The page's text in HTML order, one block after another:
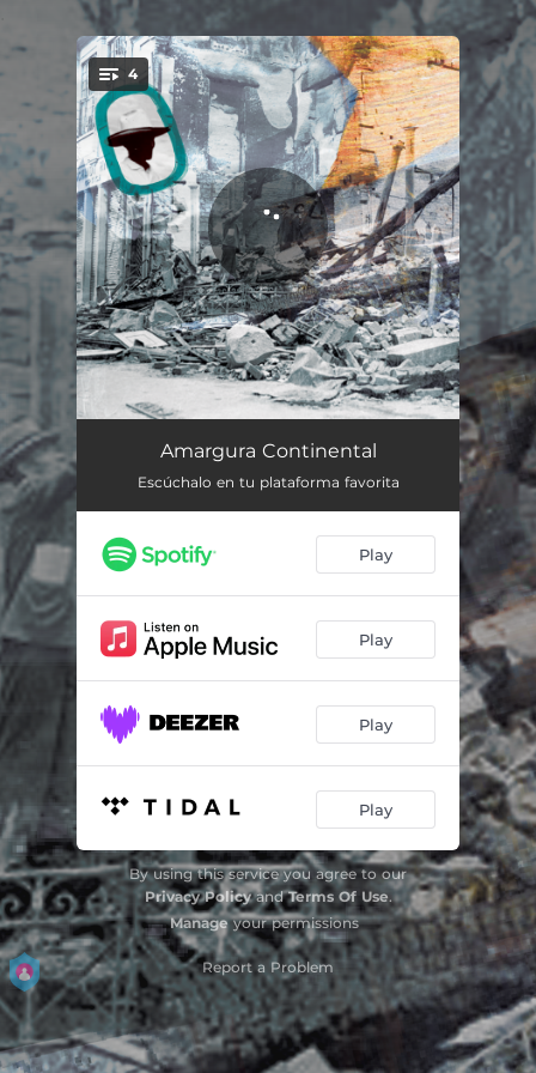
You're all set!
4
La Niebla
Cumbia de Hanan 03:29
El Peñón de los Bailes 03:27
Amargura Continental
Escúchalo en tu plataforma favorita
Play
Play
Play
Play
By using this service you agree to our
Privacy PolicyandTerms Of Use.
Manageyour permissions
Report a Problem